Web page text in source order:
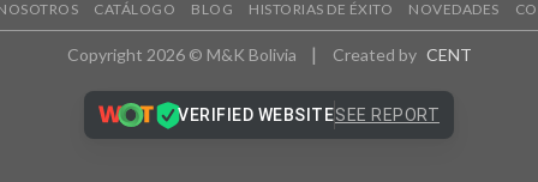
CATÁLOGO BLOG HISTORIAS DE ÉXITO NOVEDADES
Copyright 2026 © M&K Bolivia | Created by CENT
VERIFIED WEBSITESEE REPORT